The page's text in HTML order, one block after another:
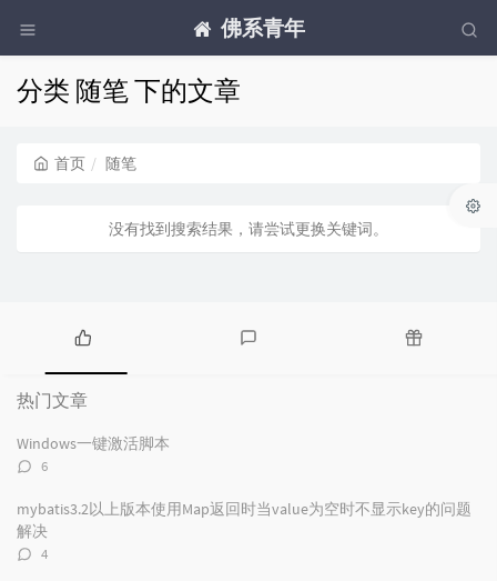
佛系青年
分类 随笔 下的文章
首页 随笔
没有找到搜索结果，请尝试更换关键词。
热
门
文
章
热门文章
Windows一键激活脚本
评
数：
6
mybatis3.2以上版本使用Map返回时当value为空时不显示key的问题
解决
评
4